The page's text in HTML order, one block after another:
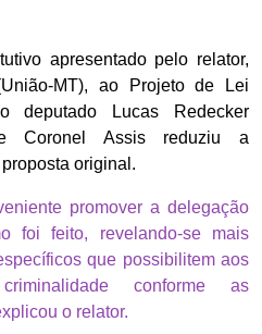
apresentado pelo relator,
MT), ao Projeto de Lei
deputado Lucas Redecker
Coronel Assis reduziu a
original.
promover a delegação
foi feito, revelando-se mais
que possibilitem aos
conforme as
o relator.